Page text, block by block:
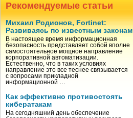
Рекомендуемые статьи
Михаил Родионов, Fortinet:
Развиваясь по известным законам
В настоящее время информационная
безопасность представляет собой вполне
самостоятельное мощное направление
корпоративной автоматизации.
Естественно, что в таких условиях
направление это все теснее связывается
с вопросами прикладной
информационной …
Как эффективно противостоять
кибератакам
На сегодняшний день обеспечение